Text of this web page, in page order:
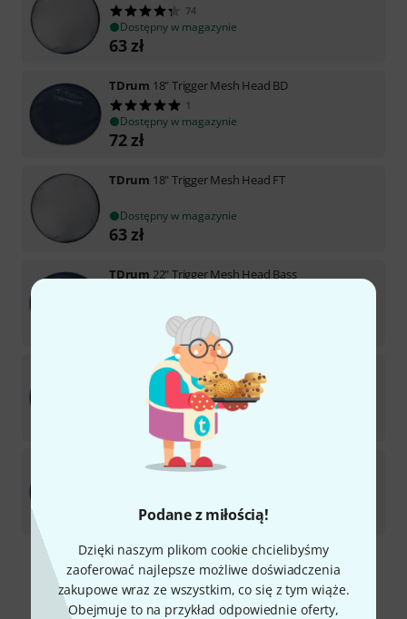
Podane z miłością!
Dzięki naszym plikom cookie chcielibyśmy
zaoferować najlepsze możliwe doświadczenia
zakupowe wraz ze wszystkim, co się z tym wiąże.
Obejmuje to na przykład odpowiednie oferty,
74
Dostępny w magazynie
63zł
TDrum 18" Trigger Mesh Head BD
1
Dostępny w magazynie
72zł
TDrum 18" Trigger Mesh Head FT
Dostępny w magazynie
63zł
TDrum 22" Trigger Mesh Head Bass
26" Trigger Mesh Head Bass
Dostępny w magazynie
TDrum26" Trigger Mesh Head B-Stock
zł
Darmowa wysyłka od 900 zł
Ceny zawierają podatek VAT